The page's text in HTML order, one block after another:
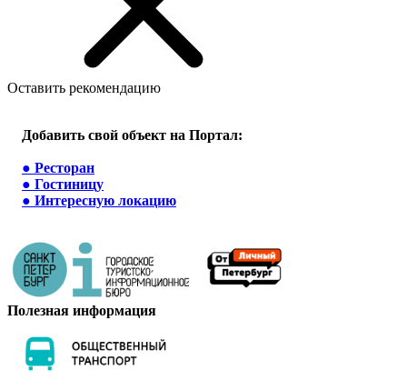
Оставить рекомендацию
Добавить свой объект на Портал:
● Ресторан
● Гостиницу
● Интересную локацию
Полезная информация